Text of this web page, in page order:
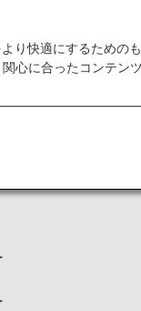
り快適にするための
心に合ったコンテン